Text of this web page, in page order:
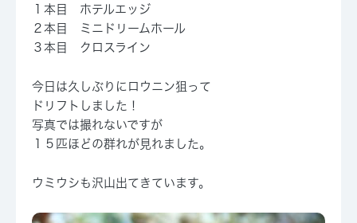
１本目 ホテルエッジ
２本目 ミニドリームホール
３本目 クロスライン
今日は久しぶりにロウニン狙って
ドリフトしました！
写真では撮れないですが
１５匹ほどの群れが見れました。
ウミウシも沢山出てきています。